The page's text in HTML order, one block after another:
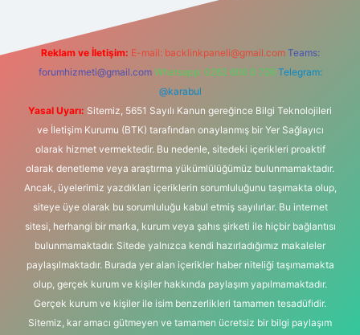
Reklam ve İletişim: E-mail: backlinkpaneli@gmail.com Teams:
forumhizmeti@gmail.com Whatsapp: 0262 606 0 726 Telegram:
@karabul
Yasal Uyarı: Sitemiz, 5651 Sayılı Kanun gereğince Bilgi Teknolojileri
ve İletişim Kurumu (BTK) tarafından onaylanmış bir Yer Sağlayıcı
olarak hizmet vermektedir. Bu nedenle, sitedeki içerikleri proaktif
olarak denetleme veya araştırma yükümlülüğümüz bulunmamaktadır.
Ancak, üyelerimiz yazdıkları içeriklerin sorumluluğunu taşımakta olup,
siteye üye olarak bu sorumluluğu kabul etmiş sayılırlar. Bu internet
sitesi, herhangi bir marka, kurum veya şahıs şirketi ile hiçbir bağlantısı
bulunmamaktadır. Sitede yalnızca kendi hazırladığımız makaleler
paylaşılmaktadır. Burada yer alan içerikler haber niteliği taşımamakta
olup, gerçek kurum ve kişiler hakkında paylaşım yapılmamaktadır.
Gerçek kurum ve kişiler ile isim benzerlikleri tamamen tesadüfidir.
Sitemiz, kar amacı gütmeyen ve tamamen ücretsiz bir bilgi paylaşım